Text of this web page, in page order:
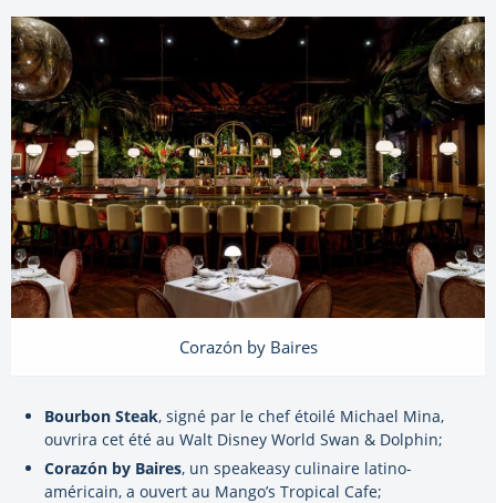
Corazón by Baires
Bourbon Steak, signé par le chef étoilé Michael Mina,
ouvrira cet été au Walt Disney World Swan & Dolphin;
Corazón by Baires, un speakeasy culinaire latino-
américain, a ouvert au Mango’s Tropical Cafe;